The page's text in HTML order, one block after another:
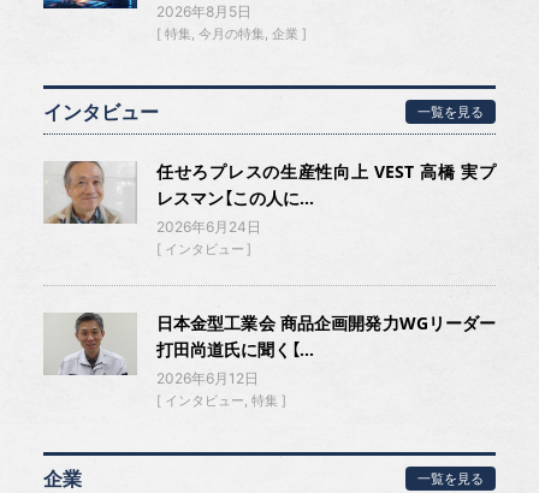
2026年8月5日
特集 今月の特集 企業
インタビュー 一覧を見る
任せろプレスの生産性向上 VEST 高橋 実プ
レスマン【この人に...
2026年6月24日
インタビュー
日本金型工業会 商品企画開発力WGリーダー
打田尚道氏に聞く【...
2026年6月12日
インタビュー 特集
企業 一覧を見る